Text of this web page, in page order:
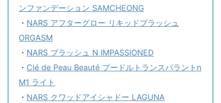
ンファンデーション SAMCHEONG
・ NARS アフターグロー リキッドブラッシュ
ORGASM
・ NARS ブラッシュ N IMPASSIONED
・ Clé de Peau Beauté プードルトランスパラントn
M1 ライト
・ NARS クワッドアイシャドー LAGUNA